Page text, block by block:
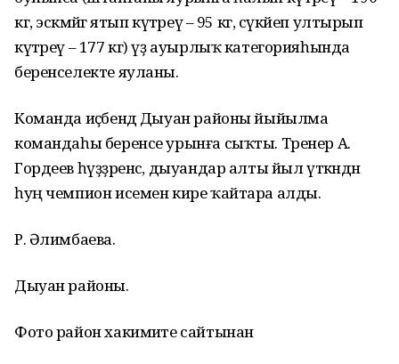
кг, эскәмйәгә ятып күтәреү – 95 кг, сүкәйеп ултырып
күтәреү – 177 кг) үҙ ауырлыҡ категорияһында
беренселекте яуланы.
Команда иҫәбендә Дыуан районы йыйылма
командаһы беренсе урынға сыҡты. Тренер А.
Гордеев һүҙҙәренсә, дыуандар алты йыл үткәндән
һуң чемпион исемен кире ҡайтара алды.
Р. Әлимбаева.
Дыуан районы.
Фото район хакимиәте сайтынан